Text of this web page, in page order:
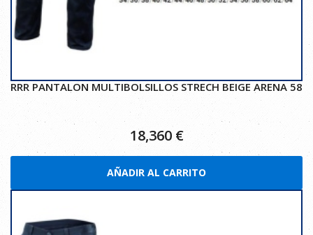
RRR PANTALON MULTIBOLSILLOS STRECH BEIGE ARENA 58
18,360 €
AÑADIR AL CARRITO